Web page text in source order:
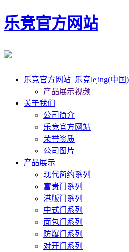
乐竞官方网站
乐竞官方网站_乐竞lejing(中国)
产品展示视频
关于我们
公司简介
乐竞官方网站
荣誉资质
公司图片
产品展示
现代简约系列
富贵门系列
港版门系列
中式门系列
面包门系列
防爆门系列
对开门系列